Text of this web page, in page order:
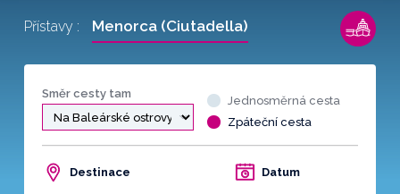
Směr cesty tam
Jednosměrná cesta
Zpáteční cesta
Destinace Datum
Přístavy : Menorca (Ciutadella)